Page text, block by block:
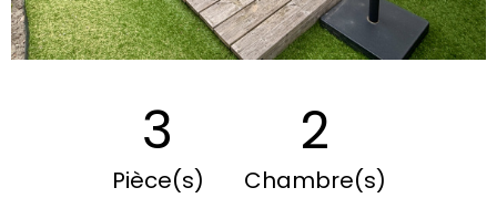
3
Pièce(s)
2
Chambre(s)